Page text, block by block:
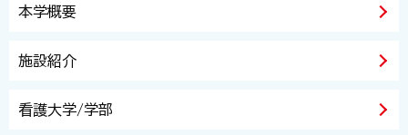
本学概要
施設紹介
看護大学/学部